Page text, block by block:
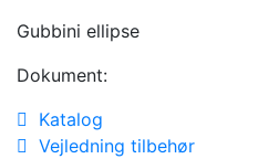
Gubbini ellipse
Dokument:
Katalog
Vejledning tilbehør